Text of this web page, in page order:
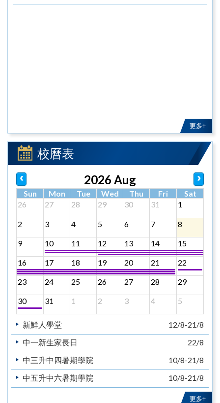
更多+
校曆表
2026 Aug
Sun Mon Tue Wed Thu Fri
Sat
26
27 28 29 30 31 1
2 3 4 5 6 7 8
9 10 11 12 13 14 15
16 17 18 19 20 21 22
23 24 25 26 27 28 29
30 31 1 2 3 4 5
新鮮人學堂
12/8-21/8
中一新生家長日
22/8
中三升中四暑期學院
10/8-21/8
中五升中六暑期學院
10/8-21/8
30/8
更多+